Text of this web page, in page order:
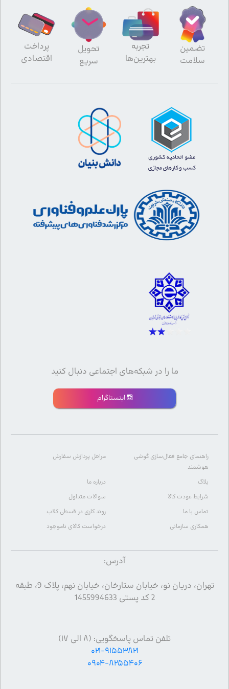
تضمین
سلامت
تجربه
بهترین‌ها
تحویل
سریع
پرداخت
اقتصادی
ما را در شبکه‌های اجتماعی دنبال کنید
اینستاگرام
راهنمای جامع فعال‌سازی گوشی
هوشمند
مراحل پردازش سفارش
بلاگ
درباره ما
شرایط عودت کالا
سوالات متداول
تماس با ما
روند کاری در قسطی کلاب
همکاری سازمانی
درخواست کالای ناموجود
آدرس:
تهران، دریان نو، خیابان ستارخان، خیابان نهم، پلاک 9، طبقه
2 کد پستی 1455994633
تلفن تماس پاسخگویی: (۸ الی ۱۷)
۰۲۱-۹۱۵۵۳۸۲۱
۰۹۰۴-۸۲۵۵۴۰۶